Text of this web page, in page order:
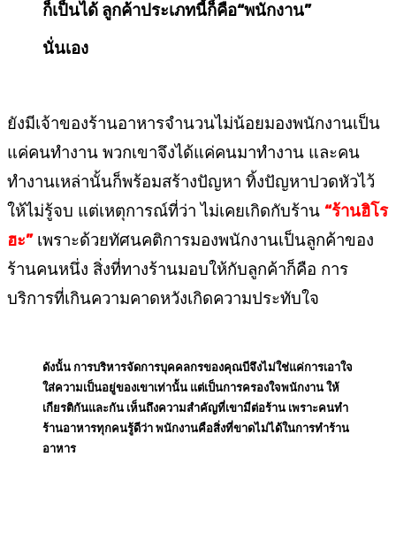
ก็เป็นได้ ลูกค้าประเภทนี้ก็คือ“พนักงาน”
นั่นเอง
ยังมีเจ้าของร้านอาหารจำนวนไม่น้อยมองพนักงานเป็น
แค่คนทำงาน พวกเขาจึงได้แค่คนมาทำงาน และคน
ทำงานเหล่านั้นก็พร้อมสร้างปัญหา ทิ้งปัญหาปวดหัวไว้
ให้ไม่รู้จบ แต่เหตุการณ์ที่ว่า ไม่เคยเกิดกับร้าน “ร้านฮิโร
ฮะ”เพราะด้วยทัศนคติการมองพนักงานเป็นลูกค้าของ
ร้านคนหนึ่ง สิ่งที่ทางร้านมอบให้กับลูกค้าก็คือ การ
บริการที่เกินความคาดหวังเกิดความประทับใจ
ดังนั้น การบริหารจัดการบุคคลกรของคุณบีจึงไม่ใช่แค่การเอาใจ
ใส่ความเป็นอยู่ของเขาเท่านั้น แต่เป็นการครองใจพนักงาน ให้
เกียรติกันและกัน เห็นถึงความสำคัญที่เขามีต่อร้าน เพราะคนทำ
ร้านอาหารทุกคนรู้ดีว่า พนักงานคือสิ่งที่ขาดไม่ได้ในการทำร้าน
อาหาร